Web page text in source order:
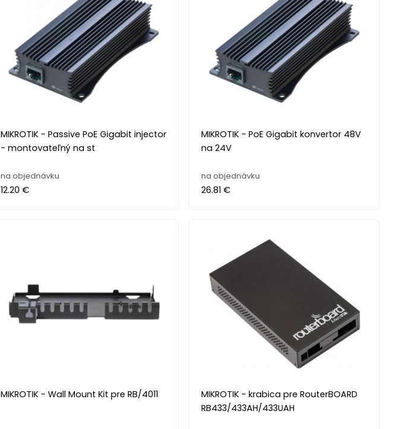
MIKROTIK - Passive PoE Gigabit injector
- montovateľný na st
na objednávku
12.20 €
MIKROTIK - PoE Gigabit konvertor 48V
na 24V
na objednávku
26.81 €
MIKROTIK - Wall Mount Kit pre RB/4011
MIKROTIK - krabica pre RouterBOARD
RB433/433AH/433UAH